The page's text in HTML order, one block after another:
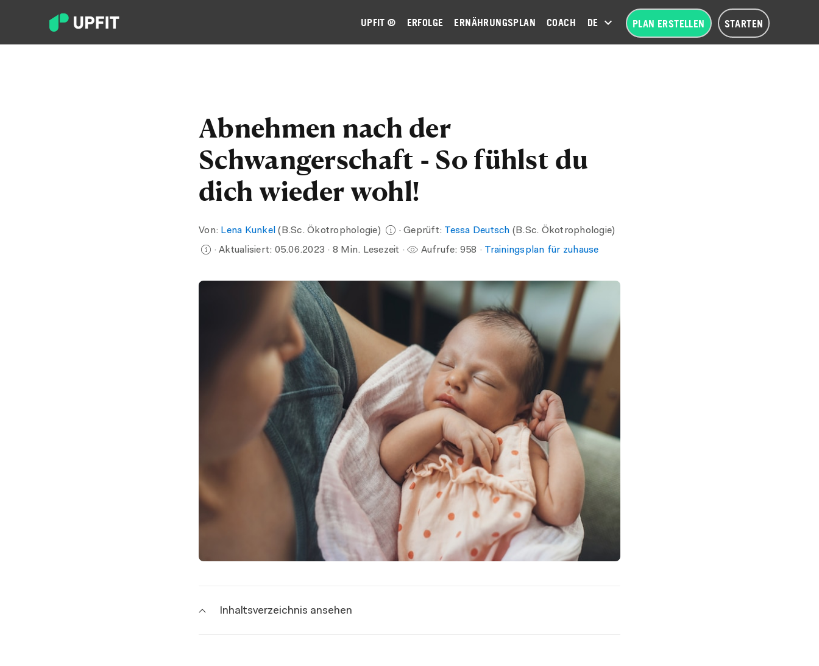
UPFIT ® ERFOLGE ERNÄHRUNGSPLAN COACH DEUTSCH (DE)PLAN ERSTELLEN STARTEN
Abnehmen nach der
Schwangerschaft - So fühlst du
dich wieder wohl!
Von: Lena Kunkel (B.Sc. Ökotrophologie) · Geprüft: Tessa Deutsch (B.Sc. Ökotrophologie)
· Aktualisiert: 05.06.2023 · 8 Min. Lesezeit · Aufrufe: 958 · Trainingsplan für zuhause
Inhaltsverzeichnis ansehen